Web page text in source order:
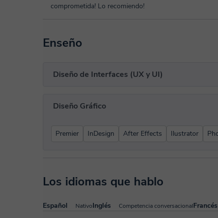
comprometida! Lo recomiendo!
Enseño
Diseño de Interfaces (UX y UI)
Diseño Gráfico
Premier InDesign After Effects Ilustrator
Los idiomas que hablo
Español NativoInglés Competencia conversacionalFrancés